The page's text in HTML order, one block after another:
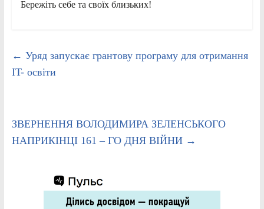
Бережіть себе та своїх близьких!
← Уряд запускає грантову програму для отримання
ІT- освіти
ЗВЕРНЕННЯ ВОЛОДИМИРА ЗЕЛЕНСЬКОГО
НАПРИКІНЦІ 161 – ГО ДНЯ ВІЙНИ →